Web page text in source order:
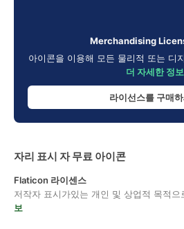
Merchandising
아이콘을 이용해 모든 물리적 또는 디
더 자세한 정보
라이선스를 구매
자리 표시 자 무료 아이콘
Flaticon 라이센스
저작자 표시가있는 개인 및 상업적 목적으
보